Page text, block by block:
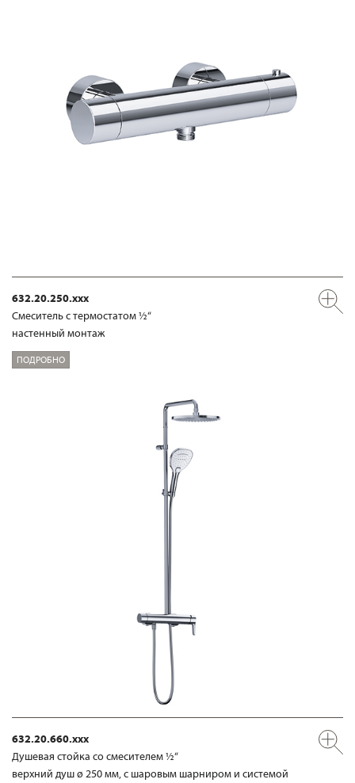
632.20.250.xxx
Смеситель с термостатом ½“
настенный монтаж
ПОДРОБНО
632.20.660.xxx
Душевая стойка со смесителем ½“
верхний душ ø 250 мм, с шаровым шарниром и системой